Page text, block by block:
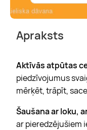
Apraksts
Aktīvās atpūtas
piedzīvojumus
mērķēt, trāpīt,
Šaušana ar loku,
ar pieredzējušiem